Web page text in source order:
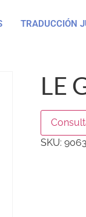
TRADUCCIÓN
LE
SKU: